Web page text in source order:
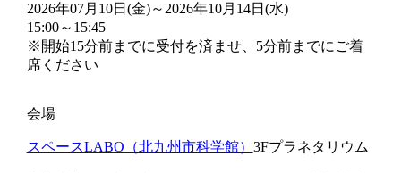
2026年07月10日(金)～2026年10月14日(水)
15:00～15:45
※開始15分前までに受付を済ませ、5分前までにご着
席ください
会場
スペースLABO（北九州市科学館） 3Fプラネタリウム